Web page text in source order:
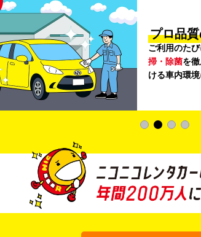
プロ品
ご利用のた
掃・除菌を
ける車内環